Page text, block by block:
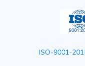
ISO-9001-